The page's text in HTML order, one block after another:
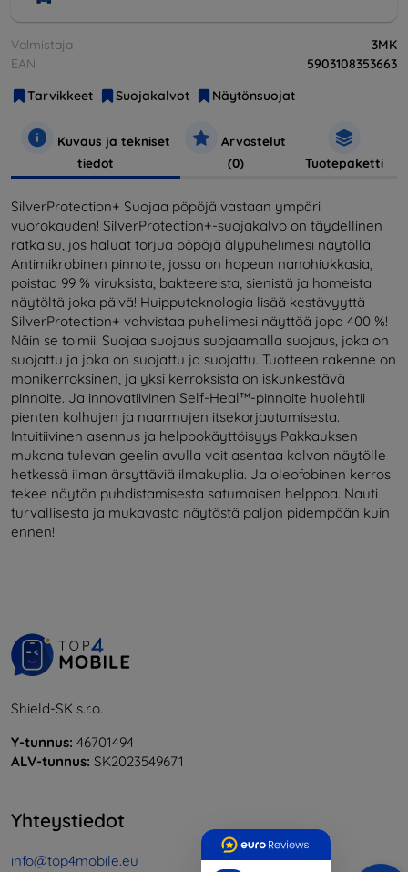
Valmistaja
3MK
EAN
5903108353663
Tarvikkeet
Suojakalvot Näytönsuojat
Kuvaus ja tekniset
tiedot
Arvostelut
(0)
Tuotepaketti
SilverProtection+ Suojaa pöpöjä vastaan ympäri
vuorokauden! SilverProtection+-suojakalvo on täydellinen
ratkaisu, jos haluat torjua pöpöjä älypuhelimesi näytöllä.
Antimikrobinen pinnoite, jossa on hopean nanohiukkasia,
poistaa 99 % viruksista, bakteereista, sienistä ja homeista
näytöltä joka päivä! Huipputeknologia lisää kestävyyttä
SilverProtection+ vahvistaa puhelimesi näyttöä jopa 400 %!
Näin se toimii: Suojaa suojaus suojaamalla suojaus, joka on
suojattu ja joka on suojattu ja suojattu. Tuotteen rakenne on
monikerroksinen, ja yksi kerroksista on iskunkestävä
pinnoite. Ja innovatiivinen Self-Heal™-pinnoite huolehtii
pienten kolhujen ja naarmujen itsekorjautumisesta.
Intuitiivinen asennus ja helppokäyttöisyys Pakkauksen
mukana tulevan geelin avulla voit asentaa kalvon näytölle
hetkessä ilman ärsyttäviä ilmakuplia. Ja oleofobinen kerros
tekee näytön puhdistamisesta satumaisen helppoa. Nauti
turvallisesta ja mukavasta näytöstä paljon pidempään kuin
ennen!
Shield-SK s.r.o.
Y-tunnus: 46701494
ALV-tunnus: SK2023549671
Yhteystiedot
info@top4mobile.eu